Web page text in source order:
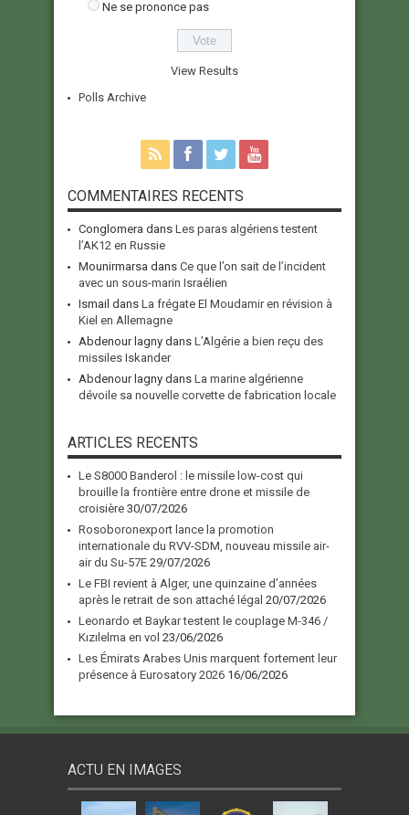
Ne se prononce pas
View Results
Polls Archive
COMMENTAIRES RECENTS
Conglomera dans Les paras algériens testent
l’AK12 en Russie
Mounirmarsa dans Ce que l’on sait de l’incident
avec un sous-marin Israélien
Ismail dans La frégate El Moudamir en révision à
Kiel en Allemagne
Abdenour lagny dans L’Algérie a bien reçu des
missiles Iskander
Abdenour lagny dans La marine algérienne
dévoile sa nouvelle corvette de fabrication locale
ARTICLES RECENTS
Le S8000 Banderol : le missile low-cost qui
brouille la frontière entre drone et missile de
croisière 30/07/2026
Rosoboronexport lance la promotion
internationale du RVV-SDM, nouveau missile air-
air du Su-57E 29/07/2026
Le FBI revient à Alger, une quinzaine d’années
après le retrait de son attaché légal 20/07/2026
Leonardo et Baykar testent le couplage M-346 /
Kızılelma en vol 23/06/2026
Les Émirats Arabes Unis marquent fortement leur
présence à Eurosatory 2026 16/06/2026
ACTU EN IMAGES